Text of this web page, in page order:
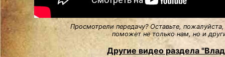
Просмотрели передачу? Оставьте,
поможет не только нам, но и
Другие видео раздела